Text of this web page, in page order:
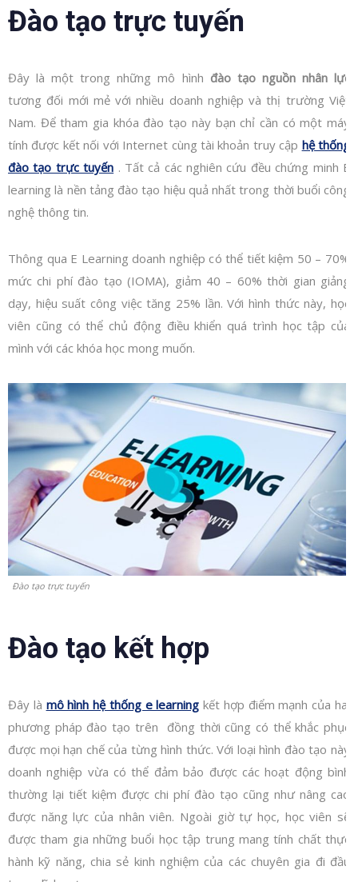
Đào tạo trực tuyến
Đây là một trong những mô hình đào tạo nguồn nhân lực
tương đối mới mẻ với nhiều doanh nghiệp và thị trường Việt
Nam. Để tham gia khóa đào tạo này bạn chỉ cần có một máy
tính được kết nối với Internet cùng tài khoản truy cập hệ thống
đào tạo trực tuyến . Tất cả các nghiên cứu đều chứng minh E
learning là nền tảng đào tạo hiệu quả nhất trong thời buổi công
nghệ thông tin.
Thông qua E Learning doanh nghiệp có thể tiết kiệm 50 – 70%
mức chi phí đào tạo (IOMA), giảm 40 – 60% thời gian giảng
dạy, hiệu suất công việc tăng 25% lần. Với hình thức này, học
viên cũng có thể chủ động điều khiển quá trình học tập của
mình với các khóa học mong muốn.
Đào tạo trực tuyến
Đào tạo kết hợp
Đây là mô hình hệ thống e learning kết hợp điểm mạnh của hai
phương pháp đào tạo trên đồng thời cũng có thể khắc phục
được mọi hạn chế của từng hình thức. Với loại hình đào tạo này
doanh nghiệp vừa có thể đảm bảo được các hoạt động bình
thường lại tiết kiệm được chi phí đào tạo cũng như nâng cao
được năng lực của nhân viên. Ngoài giờ tự học, học viên sẽ
được tham gia những buổi học tập trung mang tính chất thực
hành kỹ năng, chia sẻ kinh nghiệm của các chuyên gia đi đầu